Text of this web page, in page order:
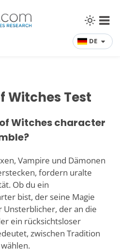
DE
Witches Test
Witches character
Vampire und Dämonen
fordern uralte
Ob du ein
bist, der seine Magie
der an die
ein rücksichtsloser
zwischen Tradition